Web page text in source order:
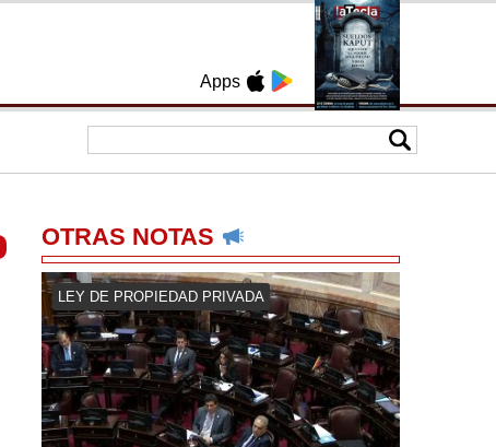
Apps
OTRAS NOTAS
LEY DE PROPIEDAD PRIVADA